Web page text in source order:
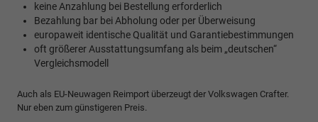
keine Anzahlung bei Bestellung erforderlich
Bezahlung bar bei Abholung oder per Überweisung
europaweit identische Qualität und Garantiebestimmungen
oft größerer Ausstattungsumfang als beim „deutschen“
Vergleichsmodell
Auch als EU-Neuwagen Reimport überzeugt der Volkswagen Crafter.
Nur eben zum günstigeren Preis.